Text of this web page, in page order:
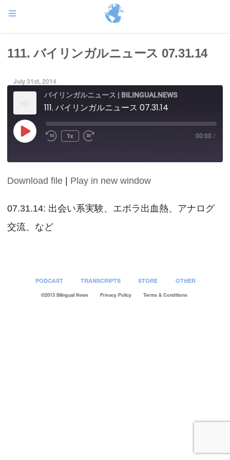
111. バイリンガルニュース 07.31.14
July 31st, 2014
バイリンガルニュース | BILINGUALNEWS
111. バイリンガルニュース 07.31.14
Play
Episode
1x 00:00 /
SHARE
LINK
EMBED
Download file Play in new window
07.31.14: 出会い系実験、エボラ出血熱、アナログ
交流、など
PODCAST TRANSCRIPTS STORE OTHER
©2013 Bilingual News Privacy Policy Terms & Conditions